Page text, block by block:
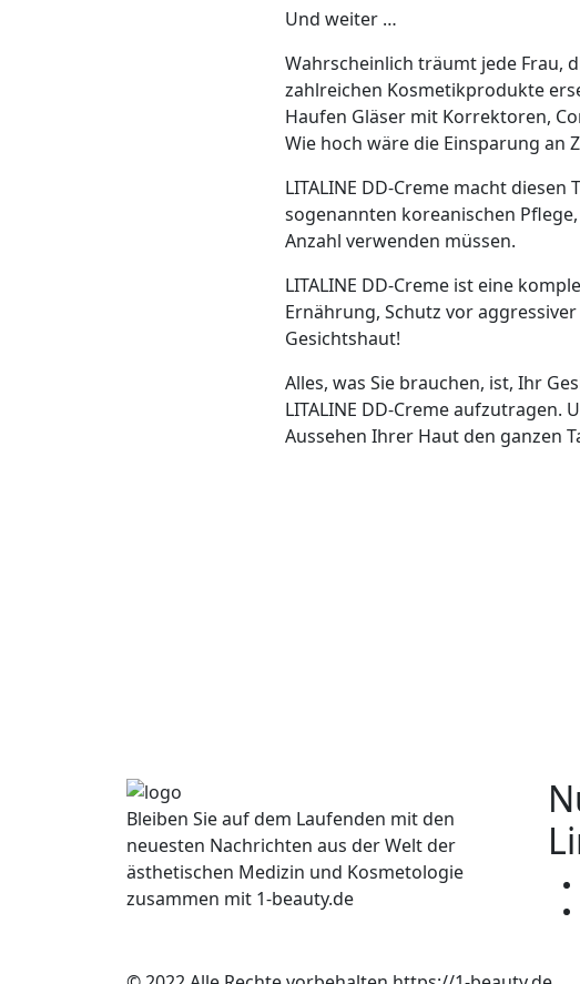
Und weiter …
Wahrscheinlich träumt jede Frau,
zahlreichen Kosmetikprodukte
Haufen Gläser mit Korrektoren,
Wie hoch wäre die Einsparung an
LITALINE DD-Creme macht
sogenannten koreanischen
Anzahl verwenden müssen.
LITALINE DD-Creme ist eine
Ernährung, Schutz vor
Gesichtshaut!
Alles, was Sie brauchen, ist, Ihr
LITALINE DD-Creme aufzutragen.
Aussehen Ihrer Haut den ganzen
Bleiben Sie auf dem Laufenden mit den
neuesten Nachrichten aus der Welt der
ästhetischen Medizin und Kosmetologie
zusammen mit 1-beauty.de